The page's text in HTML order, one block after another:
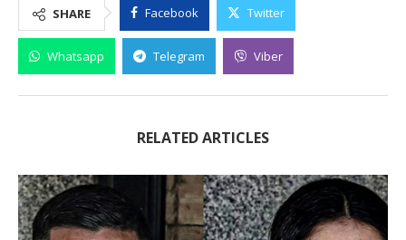
SHARE Facebook Twitter
Whatsapp Telegram Viber
RELATED ARTICLES